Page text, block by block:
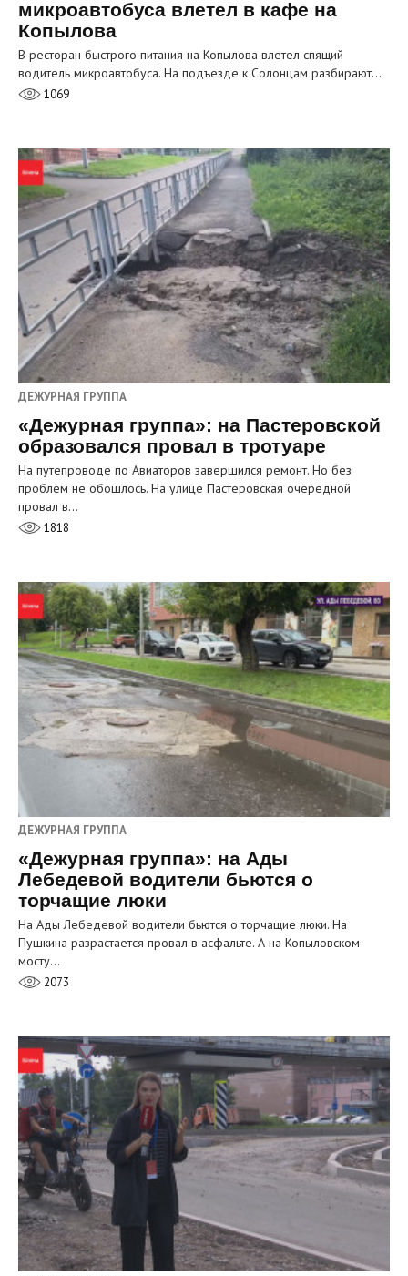
микроавтобуса влетел в кафе на
Копылова
В ресторан быстрого питания на Копылова влетел спящий
водитель микроавтобуса. На подъезде к Солонцам разбирают…
1069
ДЕЖУРНАЯ ГРУППА
«Дежурная группа»: на Пастеровской
образовался провал в тротуаре
На путепроводе по Авиаторов завершился ремонт. Но без
проблем не обошлось. На улице Пастеровская очередной
провал в…
1818
ДЕЖУРНАЯ ГРУППА
«Дежурная группа»: на Ады
Лебедевой водители бьются о
торчащие люки
На Ады Лебедевой водители бьются о торчащие люки. На
Пушкина разрастается провал в асфальте. А на Копыловском
мосту…
2073